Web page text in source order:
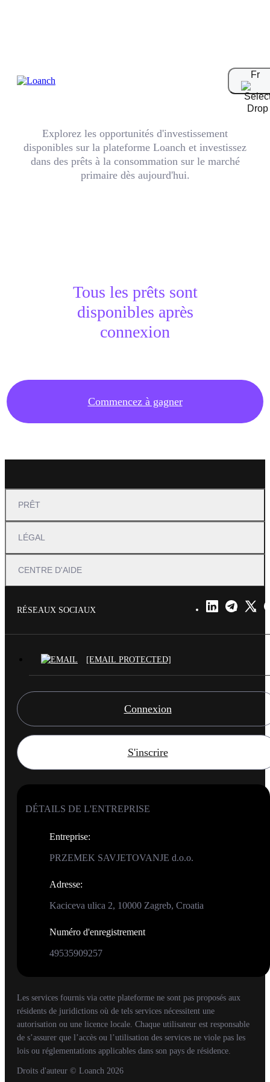
Fr
Explorez les opportunités d'investissement
disponibles sur la plateforme Loanch et investissez
dans des prêts à la consommation sur le marché
primaire dès aujourd'hui.
Tous les prêts sont
disponibles après
connexion
Commencez à gagner
PRÊT
LÉGAL
CENTRE D'AIDE
RÉSEAUX SOCIAUX
[EMAIL PROTECTED]
Connexion
S'inscrire
DÉTAILS DE L'ENTREPRISE
Entreprise:
PRZEMEK SAVJETOVANJE d.o.o.
Adresse:
Kaciceva ulica 2, 10000 Zagreb, Croatia
Numéro d'enregistrement
49535909257
Les services fournis via cette plateforme ne sont pas proposés aux
résidents de juridictions où de tels services nécessitent une
autorisation ou une licence locale. Chaque utilisateur est responsable
de s’assurer que l’accès ou l’utilisation des services ne viole pas les
lois ou réglementations applicables dans son pays de résidence.
Droits d'auteur © Loanch 2026